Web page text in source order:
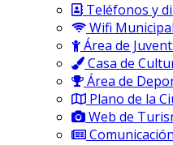
Teléfonos y
Wifi Municipal
Área de
Casa de
Área de
Plano de la
Web de